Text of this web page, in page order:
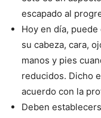
escapado al
Hoy en día,
su cabeza, cara,
manos y pies
reducidos. Dicho
acuerdo con la
Deben